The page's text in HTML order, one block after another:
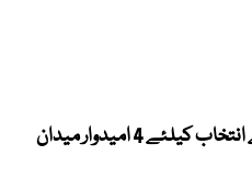
نئے وزیراعلیٰ خیبرپختونخوا کے انتخاب کیلئے 4 امیدوار میدان